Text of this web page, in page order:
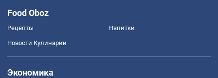
Food Oboz
Рецепты Напитки
Новости Кулинарии
Экономика